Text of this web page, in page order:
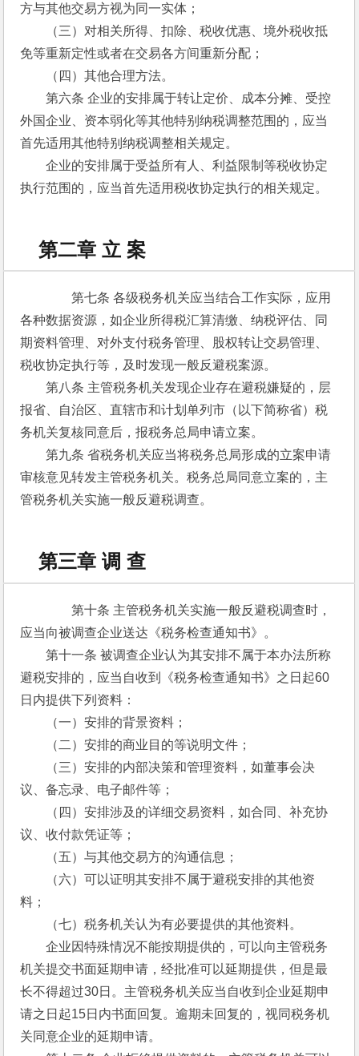
方与其他交易方视为同一实体；
（三）对相关所得、扣除、税收优惠、境外税收抵
免等重新定性或者在交易各方间重新分配；
（四）其他合理方法。
第六条 企业的安排属于转让定价、成本分摊、受控
外国企业、资本弱化等其他特别纳税调整范围的，应当
首先适用其他特别纳税调整相关规定。
企业的安排属于受益所有人、利益限制等税收协定
执行范围的，应当首先适用税收协定执行的相关规定。
第二章 立 案
第七条 各级税务机关应当结合工作实际，应用
各种数据资源，如企业所得税汇算清缴、纳税评估、同
期资料管理、对外支付税务管理、股权转让交易管理、
税收协定执行等，及时发现一般反避税案源。
第八条 主管税务机关发现企业存在避税嫌疑的，层
报省、自治区、直辖市和计划单列市（以下简称省）税
务机关复核同意后，报税务总局申请立案。
第九条 省税务机关应当将税务总局形成的立案申请
审核意见转发主管税务机关。税务总局同意立案的，主
管税务机关实施一般反避税调查。
第三章 调 查
第十条 主管税务机关实施一般反避税调查时，
应当向被调查企业送达《税务检查通知书》。
第十一条 被调查企业认为其安排不属于本办法所称
避税安排的，应当自收到《税务检查通知书》之日起60
日内提供下列资料：
（一）安排的背景资料；
（二）安排的商业目的等说明文件；
（三）安排的内部决策和管理资料，如董事会决
议、备忘录、电子邮件等；
（四）安排涉及的详细交易资料，如合同、补充协
议、收付款凭证等；
（五）与其他交易方的沟通信息；
（六）可以证明其安排不属于避税安排的其他资
料；
（七）税务机关认为有必要提供的其他资料。
企业因特殊情况不能按期提供的，可以向主管税务
机关提交书面延期申请，经批准可以延期提供，但是最
长不得超过30日。主管税务机关应当自收到企业延期申
请之日起15日内书面回复。逾期未回复的，视同税务机
关同意企业的延期申请。